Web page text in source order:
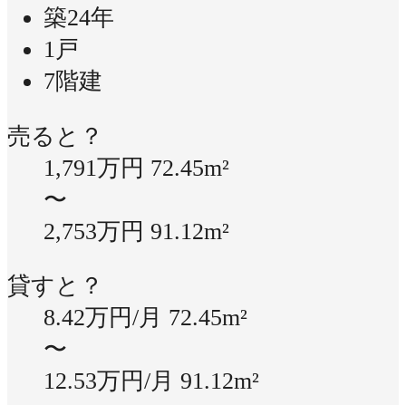
築24年
1戸
7階建
売ると？
1,791万円 72.45m²
〜
2,753万円 91.12m²
貸すと？
8.42万円/月 72.45m²
〜
12.53万円/月 91.12m²